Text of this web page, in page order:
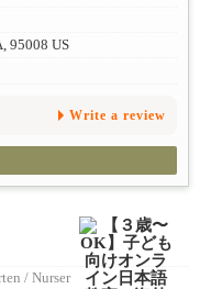
95008 US
Write a review
/ Nurser